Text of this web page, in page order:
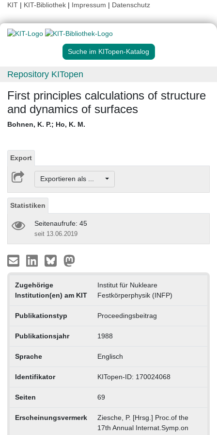
KIT | KIT-Bibliothek | Impressum | Datenschutz
Suche im KITopen-Katalog
Repository KITopen
First principles calculations of structure
and dynamics of surfaces
Bohnen, K. P.; Ho, K. M.
Export
Exportieren als ...
Statistiken
Seitenaufrufe: 45
seit 13.06.2019
Zugehörige
Institution(en) am KIT
Institut für Nukleare
Festkörperphysik (INFP)
Publikationstyp Proceedingsbeitrag
Publikationsjahr 1988
Sprache Englisch
Identifikator KITopen-ID: 170024068
Seiten 69
Erscheinungsvermerk
Ziesche, P. [Hrsg.] Proc.of the
17th Annual Internat.Symp.on